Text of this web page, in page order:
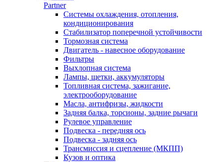
Partner
Системы охлаждения, отопления,
кондиционирования
Стабилизатор поперечной устойчивости
Тормозная система
Двигатель - навесное оборудование
Фильтры
Выхлопная система
Лампы, щетки, аккумуляторы
Топливная система, зажигание,
электрооборудование
Масла, антифризы, жидкости
Задняя балка, торсионы, задние рычаги
Рулевое управление
Подвеска - передняя ось
Подвеска - задняя ось
Трансмиссия и сцепление (МКПП)
Кузов и оптика